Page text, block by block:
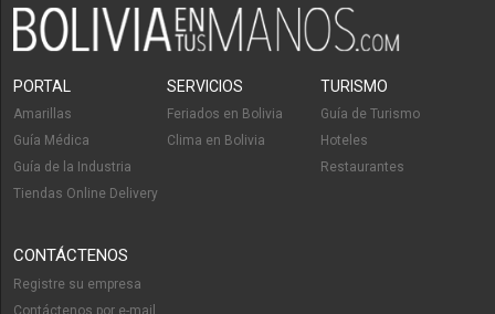
PORTAL
Amarillas
Guía Médica
Guía de la Industria
Tiendas Online Delivery
SERVICIOS
Feriados en Bolivia
Clima en Bolivia
TURISMO
Guía de Turismo
Hoteles
Restaurantes
CONTÁCTENOS
Registre su empresa
Contáctenos por e-mail